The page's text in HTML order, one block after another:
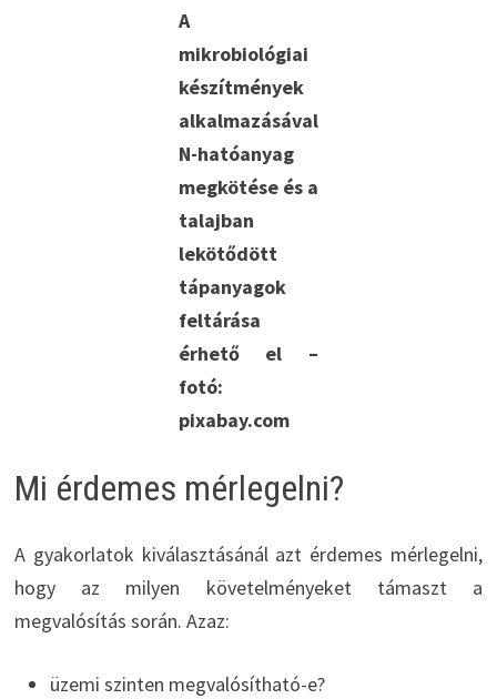
A
mikrobiológiai
készítmények
alkalmazásával
N-hatóanyag
megkötése és a
talajban
lekötődött
tápanyagok
feltárása
érhető el –
fotó:
pixabay.com
Mi érdemes mérlegelni?
A gyakorlatok kiválasztásánál azt érdemes mérlegelni,
hogy az milyen követelményeket támaszt a
megvalósítás során. Azaz:
üzemi szinten megvalósítható-e?